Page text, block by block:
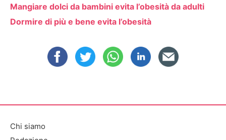
Mangiare dolci da bambini evita l’obesità da adulti
Dormire di più e bene evita l’obesità
Chi siamo